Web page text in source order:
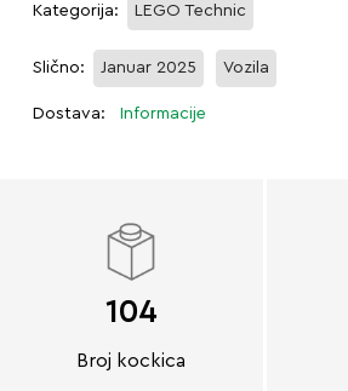
Kategorija: LEGO Technic
Slično: Januar 2025 Vozila
Dostava: Informacije
104
Broj kockica